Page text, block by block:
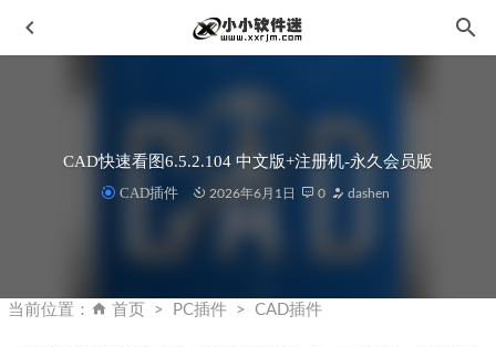
CAD快速看图6.5.2.104 中文版+注册机-永久会员版
CAD插件 2026年6月1日 0 dashen
当前位置： 首页 PC插件 CAD插件
NBA篮球大师-巨星王者，2周年版2020年4月 2020-04-05